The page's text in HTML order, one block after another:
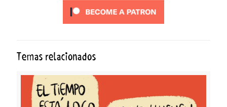
Temas relacionados